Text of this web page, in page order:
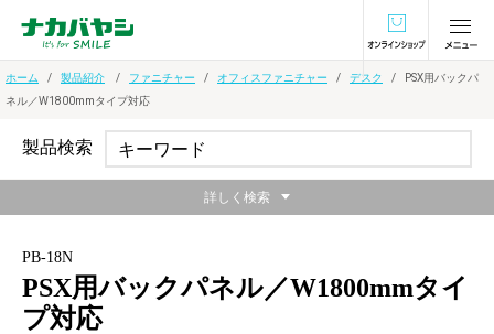
オンラインショ
ホーム 製品紹介 ファニチャー オフィスファニチャー デスク
PSX用バックパ
ネル／W1800mmタイプ対応
PB-18N
PSX用バックパネル／W1800mmタイ
プ対応
製品検索
詳しく検索